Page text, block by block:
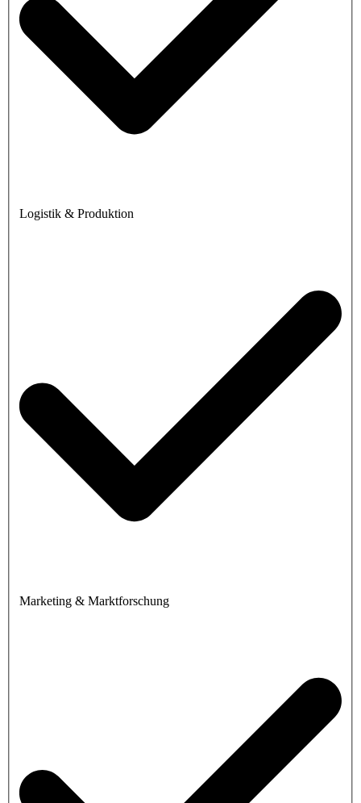
Logistik & Produktion
Marketing & Marktforschung